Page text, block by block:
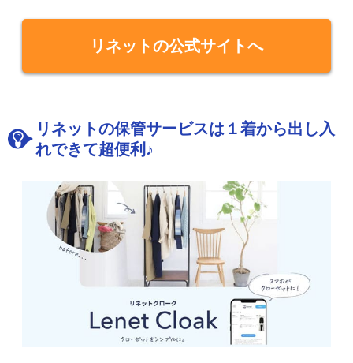
リネットの公式サイトへ
リネットの保管サービスは１着から出し入
れできて超便利♪